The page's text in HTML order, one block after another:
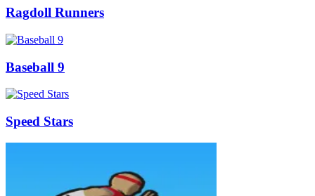
Ragdoll Runners
Baseball 9
Speed Stars